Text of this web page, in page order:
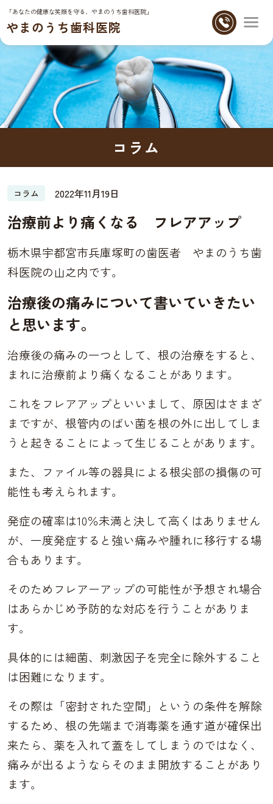
「あなたの健康な笑顔を守る、やまのうち歯科医院」
やまのうち歯科医院
コラム
コラム 2022年11月19日
治療前より痛くなる フレアアップ
栃木県宇都宮市兵庫塚町の歯医者 やまのうち歯
科医院の山之内です。
治療後の痛みについて書いていきたい
と思います。
治療後の痛みの一つとして、根の治療をすると、
まれに治療前より痛くなることがあります。
これをフレアアップといいまして、原因はさまざ
まですが、 根管内のばい菌を根の外に出してしま
うと起きることによって生じることがあります。
また、ファイル等の器具による根尖部の損傷の可
能性も考えられます。
発症の確率は10％未満と決して高くはありません
が、一度発症すると強い痛みや腫れに移行する場
合もあります。
そのためフレアーアップの可能性が予想され場合
はあらかじめ予防的な対応を行うことがありま
す。
具体的には細菌、刺激因子を完全に除外すること
は困難になります。
その際は「密封された空間」というの条件を解除
するため、根の先端まで消毒薬を通す道が確保出
来たら、薬を入れて蓋をしてしまうのではなく、
痛みが出るようならそのまま開放することがあり
ます。